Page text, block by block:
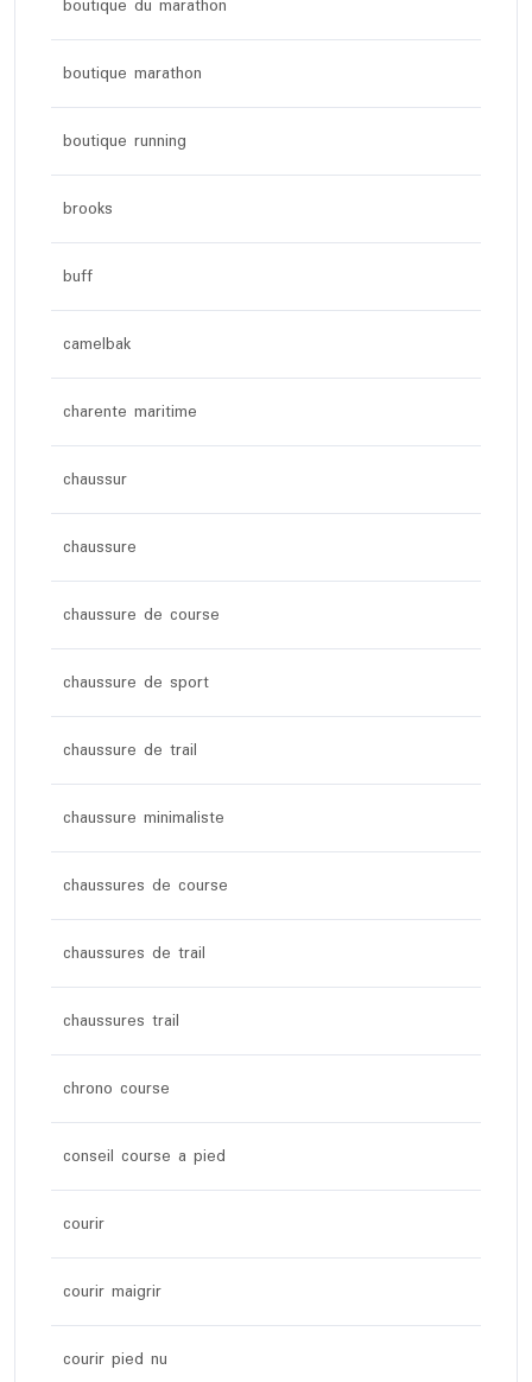
boutique du marathon
boutique marathon
boutique running
brooks
buff
camelbak
charente maritime
chaussur
chaussure
chaussure de course
chaussure de sport
chaussure de trail
chaussure minimaliste
chaussures de course
chaussures de trail
chaussures trail
chrono course
conseil course a pied
courir
courir maigrir
courir pied nu